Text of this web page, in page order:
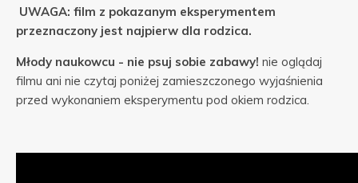
UWAGA: film z pokazanym eksperymentem
przeznaczony jest najpierw dla rodzica.
Młody naukowcu - nie psuj sobie zabawy! nie oglądaj
filmu ani nie czytaj poniżej zamieszczonego wyjaśnienia
przed wykonaniem eksperymentu pod okiem rodzica.